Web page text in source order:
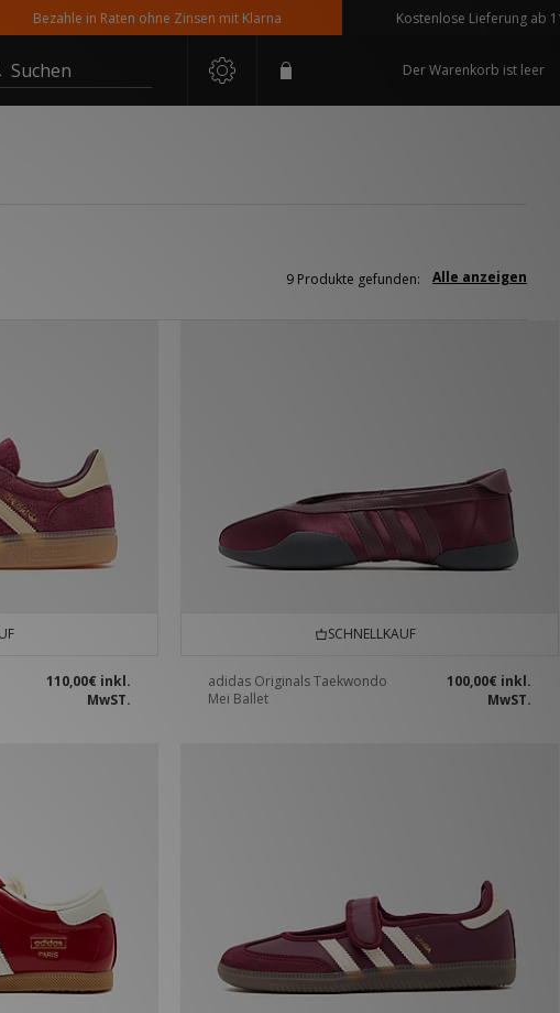
Bezahle in Raten ohne Zinsen mit Klarna Kostenlose Lieferung ab 110 €
Suchen Der Warenkorb ist leer
Alle anzeigen
9 Produkte gefunden:
110,00€ inkl.
MwST.
SCHNELLKAUF
adidas Originals Taekwondo
Mei Ballet
100,00€ inkl.
MwST.